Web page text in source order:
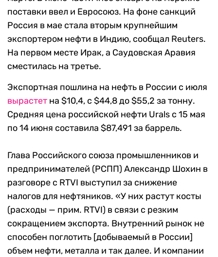
поставки ввел и Евросоюз. На фоне санкций
Россия в мае стала вторым крупнейшим
экспортером нефти в Индию, сообщал Reuters.
На первом месте Ирак, а Саудовская Аравия
сместилась на третье.
Экспортная пошлина на нефть в России с июля
вырастет на $10,4, с $44,8 до $55,2 за тонну.
Средняя цена российской нефти Urals с 15 мая
по 14 июня составила $87,491 за баррель.
Глава Российского союза промышленников и
предпринимателей (РСПП) Александр Шохин в
разговоре с RTVI выступил за снижение
налогов для нефтяников. «У них растут косты
(расходы — прим. RTVI) в связи с резким
сокращением экспорта. Внутренний рынок не
способен поглотить [добываемый в России]
объем нефти, металла и так далее. И компании